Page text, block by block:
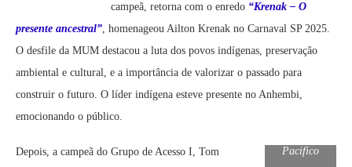
campeã, retorna com o enredo “Krenak – O
presente ancestral”, homenageou Ailton Krenak no Carnaval SP 2025.
O desfile da MUM destacou a luta dos povos indígenas, preservação
ambiental e cultural, e a importância de valorizar o passado para
construir o futuro. O líder indígena esteve presente no Anhembi,
emocionando o público.
Pacifico
Depois, a campeã do Grupo de Acesso I, Tom